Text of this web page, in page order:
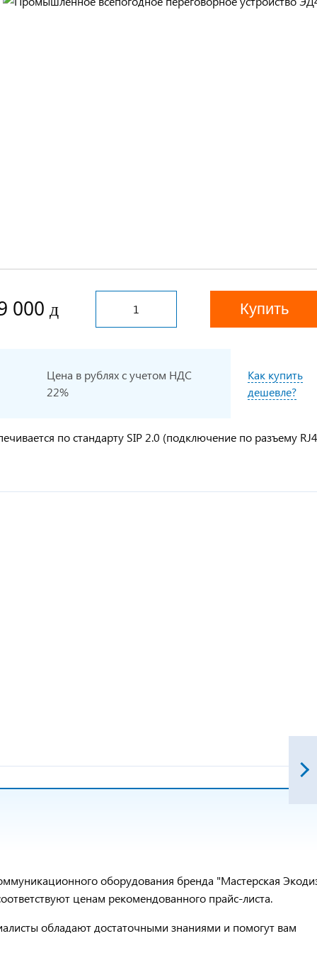
000 Купить
Цена в рублях с учетом НДС
22%
Как купить
дешевле?
по стандарту SIP 2.0 (подключение по разъему
оборудования бренда "Мастерская
ценам рекомендованного прайс-листа.
обладают достаточными знаниями и помогут вам